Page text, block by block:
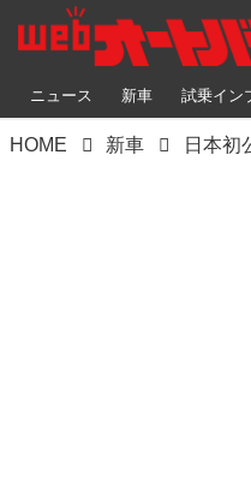
ニュース 新車 試乗イン
HOME 新車